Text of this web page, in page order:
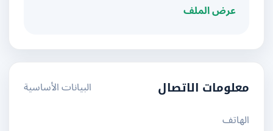
عرض الملف
معلومات الاتصال
البيانات الأساسية
الهاتف